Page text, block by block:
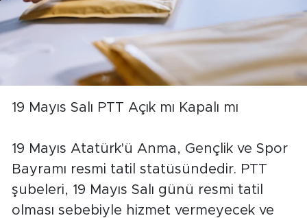
19 Mayıs Salı PTT Açık mı Kapalı mı
19 Mayıs Atatürk'ü Anma, Gençlik ve Spor
Bayramı resmi tatil statüsündedir. PTT
şubeleri, 19 Mayıs Salı günü resmi tatil
olması sebebiyle hizmet vermeyecek ve